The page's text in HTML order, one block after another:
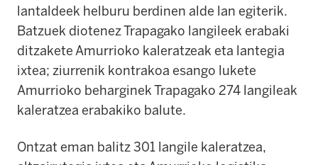
lantaldeek helburu berdinen alde lan egiterik.
Batzuek diotenez Trapagako langileek erabaki
ditzakete Amurrioko kaleratzeak eta lantegia
ixtea; ziurrenik kontrakoa esango lukete
Amurrioko beharginek Trapagako 274 langileak
kaleratzea erabakiko balute.
Ontzat eman balitz 301 langile kaleratzea,